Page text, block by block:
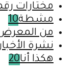
مختارات
مشطة10
من
نشرة
هكذا أنا20